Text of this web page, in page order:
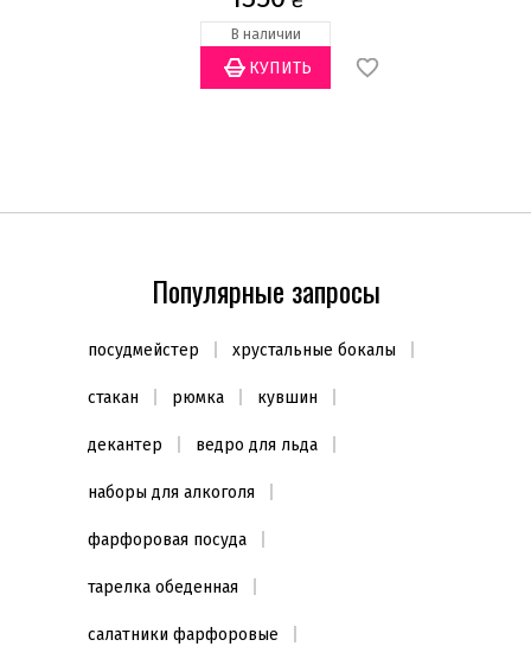
Прямоугольная (3)
Другой
(1)
машине
Да (6)
В наличии
Популярные запросы
посудмейстер хрустальные бокалы
стакан рюмка кувшин
декантер ведро для льда
наборы для алкоголя
фарфоровая посуда
тарелка обеденная
салатники фарфоровые